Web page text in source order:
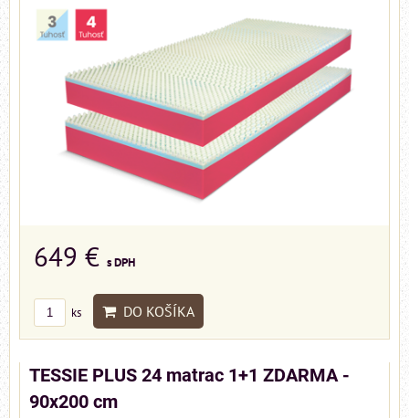
649 € s DPH
ks DO KOŠÍKA
TESSIE PLUS 24 matrac 1+1 ZDARMA -
90x200 cm